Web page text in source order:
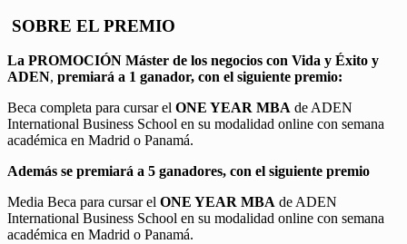
SOBRE EL PREMIO
La PROMOCIÓN Máster de los negocios con Vida y Éxito y
ADEN, premiará a 1 ganador, con el siguiente premio:
Beca completa para cursar el ONE YEAR MBA de ADEN
International Business School en su modalidad online con semana
académica en Madrid o Panamá.
Además se premiará a 5 ganadores, con el siguiente premio
Media Beca para cursar el ONE YEAR MBA de ADEN
International Business School en su modalidad online con semana
académica en Madrid o Panamá.